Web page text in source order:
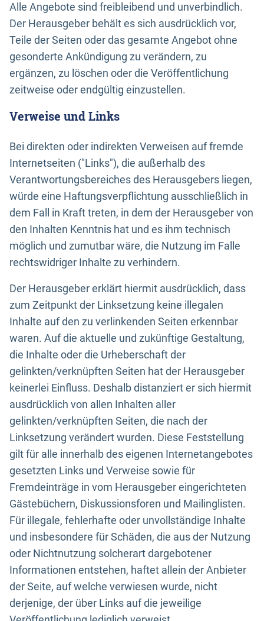
Alle Angebote sind freibleibend und unverbindlich.
Der Herausgeber behält es sich ausdrücklich vor,
Teile der Seiten oder das gesamte Angebot ohne
gesonderte Ankündigung zu verändern, zu
ergänzen, zu löschen oder die Veröffentlichung
zeitweise oder endgültig einzustellen.
Verweise und Links
Bei direkten oder indirekten Verweisen auf fremde
Internetseiten ("Links"), die außerhalb des
Verantwortungsbereiches des Herausgebers liegen,
würde eine Haftungsverpflichtung ausschließlich in
dem Fall in Kraft treten, in dem der Herausgeber von
den Inhalten Kenntnis hat und es ihm technisch
möglich und zumutbar wäre, die Nutzung im Falle
rechtswidriger Inhalte zu verhindern.
Der Herausgeber erklärt hiermit ausdrücklich, dass
zum Zeitpunkt der Linksetzung keine illegalen
Inhalte auf den zu verlinkenden Seiten erkennbar
waren. Auf die aktuelle und zukünftige Gestaltung,
die Inhalte oder die Urheberschaft der
gelinkten/verknüpften Seiten hat der Herausgeber
keinerlei Einfluss. Deshalb distanziert er sich hiermit
ausdrücklich von allen Inhalten aller
gelinkten/verknüpften Seiten, die nach der
Linksetzung verändert wurden. Diese Feststellung
gilt für alle innerhalb des eigenen Internetangebotes
gesetzten Links und Verweise sowie für
Fremdeinträge in vom Herausgeber eingerichteten
Gästebüchern, Diskussionsforen und Mailinglisten.
Für illegale, fehlerhafte oder unvollständige Inhalte
und insbesondere für Schäden, die aus der Nutzung
oder Nichtnutzung solcherart dargebotener
Informationen entstehen, haftet allein der Anbieter
der Seite, auf welche verwiesen wurde, nicht
derjenige, der über Links auf die jeweilige